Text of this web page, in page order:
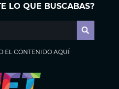
LO QUE BUSCABAS?
EL CONTENIDO AQUÍ